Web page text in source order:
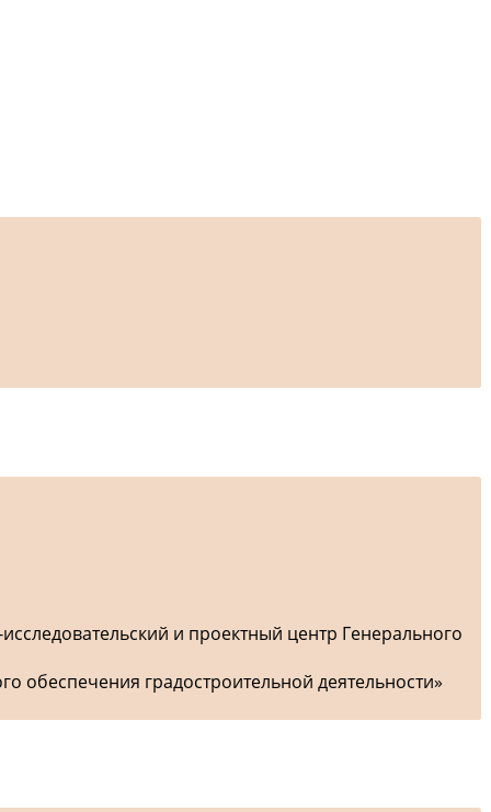
и проектный центр Генерального
обеспечения градостроительной деятельности»